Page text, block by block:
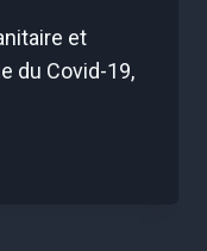
et
du Covid-19,